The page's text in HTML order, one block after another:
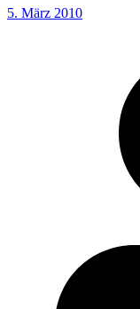
5. März 2010